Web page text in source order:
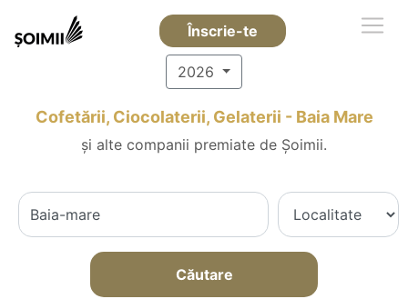
Înscrie-te
2026
Cofetării, Ciocolaterii, Gelaterii - Baia Mare
și alte companii premiate de Șoimii.
Căutare